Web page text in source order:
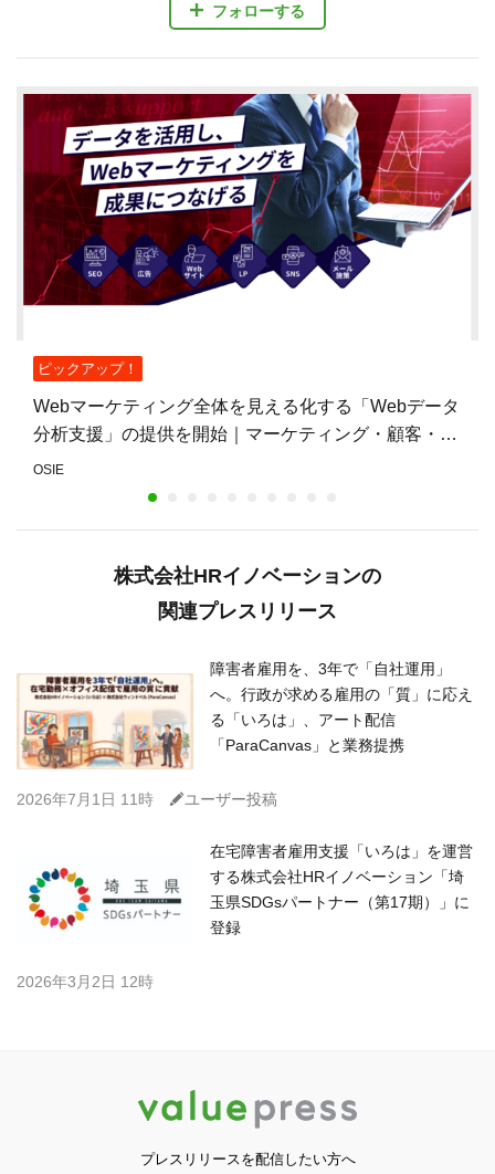
フォローする
ピックアップ！
Webマーケティング全体を見える化する「Webデータ
分析支援」の提供を開始｜マーケティング・顧客・営
業データを横断的に分析
OSIE
株式会社HRイノベーションの
関連プレスリリース
障害者雇用を、3年で「自社運用」
へ。行政が求める雇用の「質」に応え
る「いろは」、アート配信
「ParaCanvas」と業務提携
2026年7月1日 11時 Cユーザー投稿
在宅障害者雇用支援「いろは」を運営
する株式会社HRイノベーション「埼
玉県SDGsパートナー（第17期）」に
登録
2026年3月2日 12時
プレスリリースを配信したい方へ